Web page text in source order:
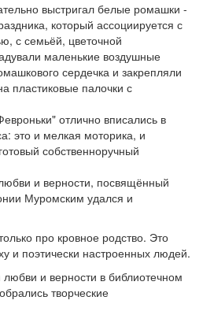
выстригал белые ромашки -
который ассоциируется с
с семьёй, цветочной
маленькие воздушные
сердечка и закрепляли
пластиковые палочки с
отлично вписались в
это и мелкая моторика, и
собственноручный
и верности, посвящённый
Муромским удался и
про кровное родство. Это
и поэтически настроенных людей.
и верности в библиотечном
творческие